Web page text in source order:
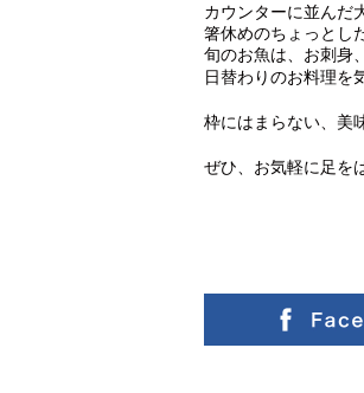
カウンターに並んだ
箸休めのちょっとし
旬のお魚は、お刺身
日替わりのお料理を
枠にはまらない、美
ぜひ、お気軽に足を